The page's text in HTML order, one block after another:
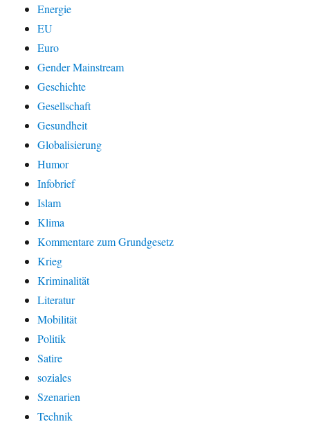
Energie
EU
Euro
Gender Mainstream
Geschichte
Gesellschaft
Gesundheit
Globalisierung
Humor
Infobrief
Islam
Klima
Kommentare zum Grundgesetz
Krieg
Kriminalität
Literatur
Mobilität
Politik
Satire
soziales
Szenarien
Technik